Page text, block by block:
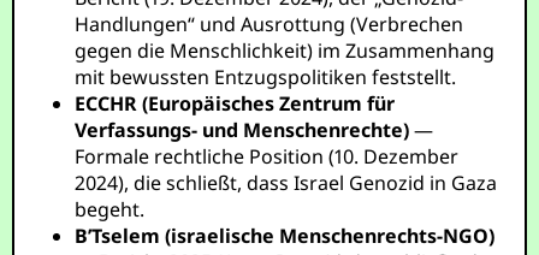
Handlungen“ und Ausrottung (Verbrechen
gegen die Menschlichkeit) im Zusammenhang
mit bewussten Entzugspolitiken feststellt.
ECCHR (Europäisches Zentrum für
Verfassungs- und Menschenrechte)—
Formale rechtliche Position (10. Dezember
2024), die schließt, dass Israel Genozid in Gaza
begeht.
B’Tselem (israelische Menschenrechts-NGO)